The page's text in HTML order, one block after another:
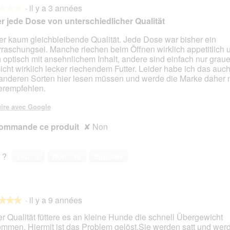
· il y a 3 années
jede Dose von unterschiedlicher Qualität
kaum gleichbleibende Qualität. Jede Dose war bisher ein
Manche riechen beim Öffnen wirklich appetitlich
optisch mit ansehnlichem Inhalt, andere sind einfach nur
wirklich lecker riechendem Futter. Leider habe ich das
Sorten hier lesen müssen und werde die Marke daher
avec Google
ce produit ✘ Non
· il y a 9 années
Qualität füttere es an kleine Hunde die schnell Übergewicht
Hiermit ist das Problem gelöst.Sie werden satt und